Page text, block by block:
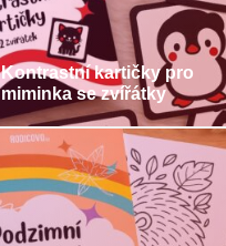
Kontrastní kartičky pro
miminka se zvířátky